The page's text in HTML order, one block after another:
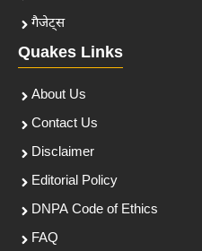
गैजेट्स
Quakes Links
About Us
Contact Us
Disclaimer
Editorial Policy
DNPA Code of Ethics
FAQ